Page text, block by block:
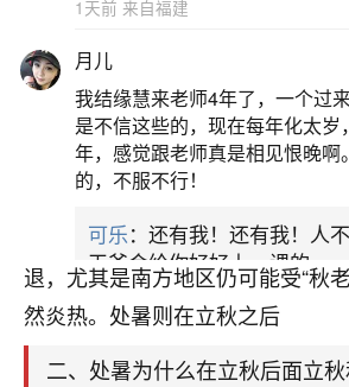
立秋和处暑不是一个意思，处
因为立秋仅代表秋天开始、暑气
着炎热暑天正式结束，二者在时
上存在递进关系。具体区别如下
意义立秋是秋季的第一个节气，通
或8日，标志着秋天的开始，但此
退，尤其是南方地区仍可能受“秋
然炎热。处暑则在立秋之后
二、处暑为什么在立秋后面立
1天前 来自福建
月儿
我结缘慧来老师4年了，一个过
是不信这些的，现在每年化太
年，感觉跟老师真是相见恨晚啊
的，不服不行！
可乐：还有我！还有我！人
天爷会给你好好上一课的。
哪样不服都不行！
平安是福：我也是每年找老师